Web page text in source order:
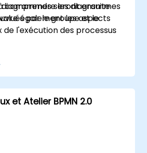
seront ensuite
par le groupe et le
comprendre les diagrammes
également les aspects
l'exécution des processus
et Atelier BPMN 2.0